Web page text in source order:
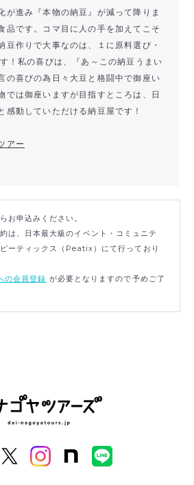
が進み『本物の納豆』が減って降りま
品です。コマ目に人の手を加えてこそ
豆作りで大事なのは、１に原料選び・
！私の喜びは、『あ～この納豆うまい
の喜びの為日々大豆と格闘中で御座い
では御座いますが目指すところは、日
感動していただける納豆屋です！
アー
お申込みください。
は、日本最大級のイベント・コミュニテ
ーティックス（Peatix）にて行っており
の会員登録 が必要となりますので予めご了